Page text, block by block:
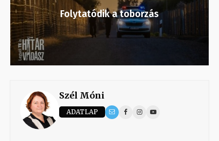
Folytatódik a toborzás
Szél Móni
ADATLAP